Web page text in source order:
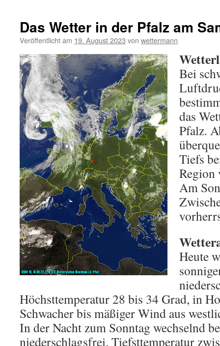
Das Wetter in der Pfalz am
Veröffentlicht am 19. August 2023 von wettermann
Bei
das
Pfalz.
Tiefs
Region
Am
Heute
Höchsttemperatur 28 bis 34 Grad, in
Schwacher bis mäßiger Wind aus
In der Nacht zum Sonntag wechselnd
niederschlagsfrei. Tiefsttemperatur